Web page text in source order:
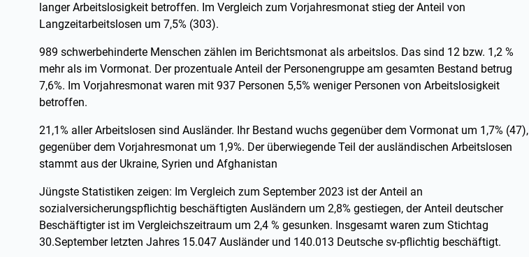
langer Arbeitslosigkeit betroffen. Im Vergleich zum Vorjahresmonat stieg der Anteil von
Langzeitarbeitslosen um 7,5% (303).
989 schwerbehinderte Menschen zählen im Berichtsmonat als arbeitslos. Das sind 12 bzw. 1,2 %
mehr als im Vormonat. Der prozentuale Anteil der Personengruppe am gesamten Bestand betrug
7,6%. Im Vorjahresmonat waren mit 937 Personen 5,5% weniger Personen von Arbeitslosigkeit
betroffen.
21,1% aller Arbeitslosen sind Ausländer. Ihr Bestand wuchs gegenüber dem Vormonat um 1,7% (47),
gegenüber dem Vorjahresmonat um 1,9%. Der überwiegende Teil der ausländischen Arbeitslosen
stammt aus der Ukraine, Syrien und Afghanistan
Jüngste Statistiken zeigen: Im Vergleich zum September 2023 ist der Anteil an
sozialversicherungspflichtig beschäftigten Ausländern um 2,8% gestiegen, der Anteil deutscher
Beschäftigter ist im Vergleichszeitraum um 2,4 % gesunken. Insgesamt waren zum Stichtag
30.September letzten Jahres 15.047 Ausländer und 140.013 Deutsche sv-pflichtig beschäftigt.